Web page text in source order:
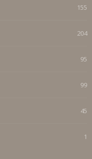
155
204
95
99
45
1